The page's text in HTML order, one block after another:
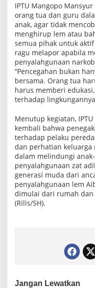
IPTU Mangopo
orang tua dan guru
anak, agar tidak
menghirup lem atau
semua pihak untuk
ragu melapor apabila
penyalahgunaan
“Pencegahan bukan
bersama. Orang tua
harus memberi
terhadap
Menutup kegiatan,
kembali bahwa
terhadap pelaku
dan perhatian keluarga
dalam melindungi
penyalahgunaan zat
generasi muda dari
penyalahgunaan lem
dimulai dari rumah dan
(Rilis/SH).
Jangan Lewatkan